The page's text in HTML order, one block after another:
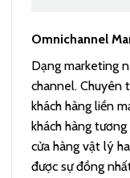
Omnichannel
Dạng marketing
channel. Chuyên
khách hàng liền
khách hàng
cửa hàng vật lý
được sự đồng